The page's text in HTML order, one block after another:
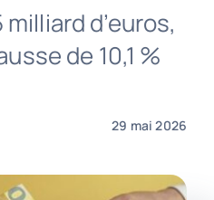
d’euros,
de 10,1 %
29 mai 2026